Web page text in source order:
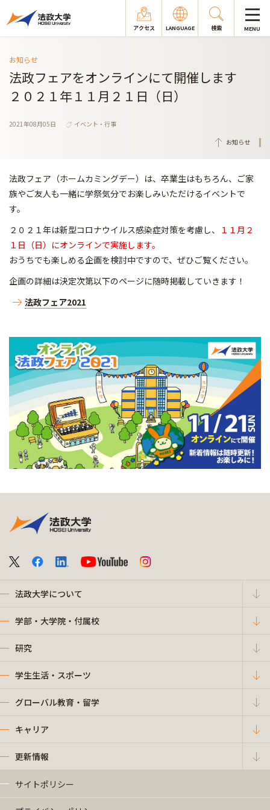
アクセス LANGUAGE 検索 MENU
お知らせ
法政フェアをオンラインにて開催します
２０２１年１１月２１日（日）
2021年08月05日
イベント・行事
お知らせ
法政フェア（ホームカミングデー）は、卒業生はもちろん、ご家
族やご友人も一緒に学祭気分でお楽しみいただけるイベントで
す。
２０２１年は新型コロナウイルス感染症対策を考慮し、 １１月２
１日（日）にオンラインで実施します。
おうちでも楽しめる企画を検討中ですので、ぜひご覧ください。
企画の詳細は決定次第以下のページに随時掲載していきます！
法政フェア2021
法政大学について
学部・大学院・付属校
研究
学生生活・スポーツ
グローバル教育・留学
キャリア
更新情報
サイトポリシー